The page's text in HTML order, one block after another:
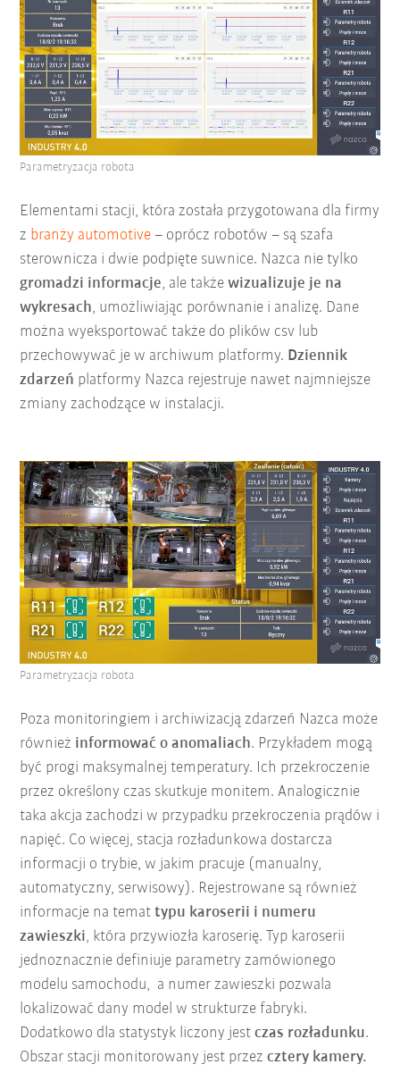
Elementami stacji, która została przygotowana dla firmy
z branży automotive – oprócz robotów – są szafa
sterownicza i dwie podpięte suwnice. Nazca nie tylko
gromadzi informacje, ale takżewizualizuje je na
wykresach, umożliwiając porównanie i analizę. Dane
można wyeksportować także do plików csv lub
przechowywać je w archiwum platformy. Dziennik
zdarzeń platformy Nazca rejestruje nawet najmniejsze
zmiany zachodzące w instalacji.
Parametryzacja robota
Poza monitoringiem i archiwizacją zdarzeń Nazca może
również informować o anomaliach. Przykładem mogą
być progi maksymalnej temperatury. Ich przekroczenie
przez określony czas skutkuje monitem. Analogicznie
taka akcja zachodzi w przypadku przekroczenia prądów i
napięć. Co więcej, stacja rozładunkowa dostarcza
informacji o trybie, w jakim pracuje (manualny,
automatyczny, serwisowy). Rejestrowane są również
informacje na temattypu karoserii i numeru
zawieszki, która przywiozła karoserię. Typ karoserii
jednoznacznie definiuje parametry zamówionego
modelu samochodu, a numer zawieszki pozwala
lokalizować dany model w strukturze fabryki.
Dodatkowo dla statystyk liczony jestczas rozładunku.
Obszar stacji monitorowany jest przezcztery kamery.
Parametryzacja robota